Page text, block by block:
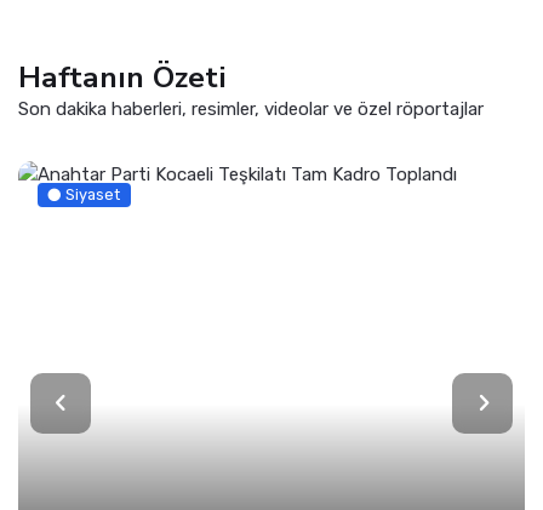
Haftanın Özeti
Son dakika haberleri, resimler, videolar ve özel röportajlar
Siyaset